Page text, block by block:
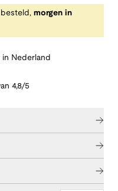
morgen in
in Nederland
4,8/5